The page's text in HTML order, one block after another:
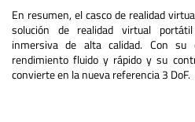
En resumen, el casco de realidad
solución de realidad virtual
inmersiva de alta calidad. Con su
rendimiento fluido y rápido y su
convierte en la nueva referencia 3 DoF.